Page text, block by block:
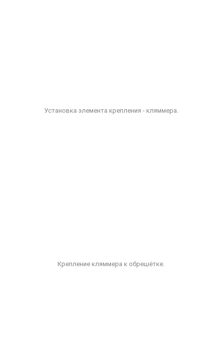
Установка элемента крепления - кляммера.
Крепление кляммера к обрешётке.